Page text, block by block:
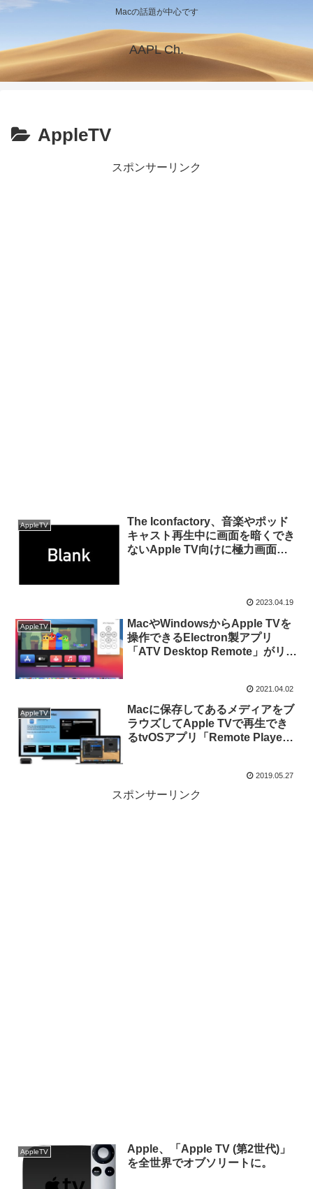
Macの話題が中心です
AAPL Ch.
AppleTV
スポンサーリンク
AppleTV
The Iconfactory、音楽やポッド
キャスト再生中に画面を暗くでき
ないApple TV向けに極力画面を
2023.04.19
AppleTV
MacやWindowsからApple TVを
操作できるElectron製アプリ
「ATV Desktop Remote」がリリ
2021.04.02
AppleTV
Macに保存してあるメディアをブ
ラウズしてApple TVで再生でき
るtvOSアプリ「Remote Player
2019.05.27
スポンサーリンク
AppleTV
Apple、「Apple TV (第2世代)」
を全世界でオブソリートに。